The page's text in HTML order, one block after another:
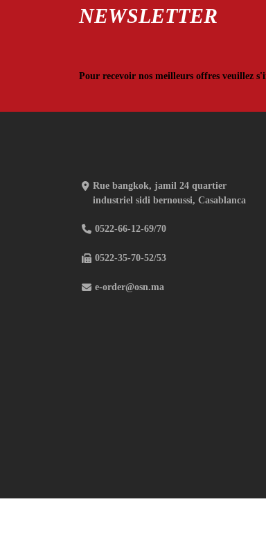
NEWSLETTER
Pour recevoir nos meilleurs offres veuillez
Rue bangkok, jamil 24 quartier
industriel sidi bernoussi, Casablanca
0522-66-12-69/70
0522-35-70-52/53
e-order@osn.ma